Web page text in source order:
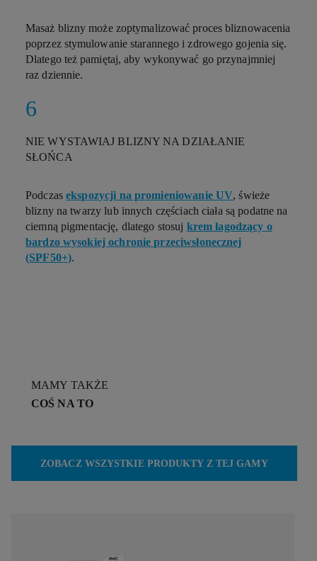
Masaż blizny może zoptymalizować proces bliznowacenia
poprzez stymulowanie starannego i zdrowego gojenia się.
Dlatego też pamiętaj, aby wykonywać go przynajmniej
raz dziennie.
NIE WYSTAWIAJ BLIZNY NA DZIAŁANIE
SŁOŃCA
Podczasekspozycji na promieniowanie UV, świeże
blizny na twarzy lub innych częściach ciała są podatne na
ciemną pigmentację, dlatego stosuj krem łagodzący o
bardzo wysokiej ochronie przeciwsłonecznej
(SPF50+).
MAMY TAKŻE
COŚ NA TO
ZOBACZ WSZYSTKIE PRODUKTY Z TEJ GAMY